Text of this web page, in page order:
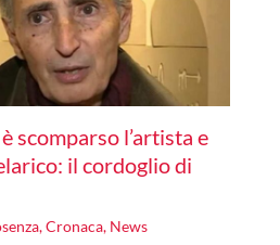
scomparso l’artista e
il cordoglio di
,Cronaca, News